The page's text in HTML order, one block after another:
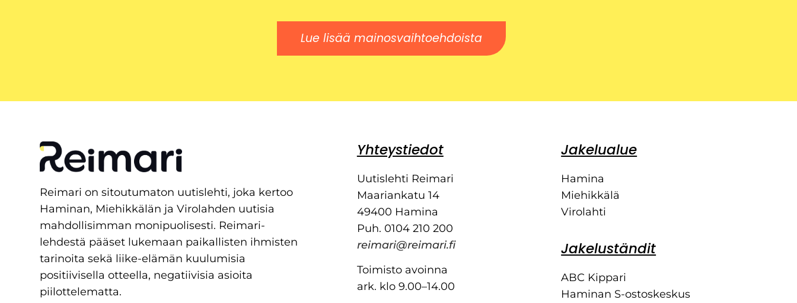
Lue lisää mainosvaihtoehdoista
Reimari on sitoutumaton uutislehti, joka kertoo
Haminan, Miehikkälän ja Virolahden uutisia
mahdollisimman monipuolisesti. Reimari-
lehdestä pääset lukemaan paikallisten ihmisten
tarinoita sekä liike-elämän kuulumisia
positiivisella otteella, negatiivisia asioita
piilottelematta.
Yhteystiedot
Uutislehti Reimari
Maariankatu 14
49400 Hamina
Puh. 0104 210 200
reimari@reimari.fi
Toimisto avoinna
ark. klo 9.00–14.00
Jakelualue
Hamina
Miehikkälä
Virolahti
Jakeluständit
ABC Kippari
Haminan S-ostoskeskus